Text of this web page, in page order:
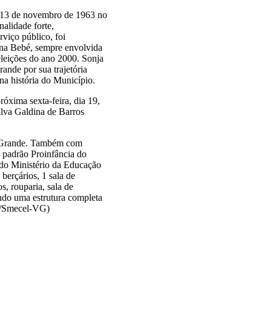
de novembro de 1963 no
forte,
público, foi
Bebé, sempre envolvida
do ano 2000. Sonja
por sua trajetória
história do Município.
sexta-feira, dia 19,
Galdina de Barros
Também com
padrão Proinfância do
Ministério da Educação
1 sala de
rouparia, sala de
uma estrutura completa
Smecel-VG)